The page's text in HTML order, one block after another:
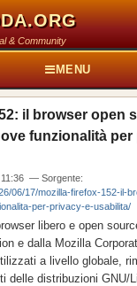
& Community
MENU
il browser open
funzionalità per
— Sorgente:
06/17/mozilla-firefox-152-il-
per-privacy-e-usabilita/
libero e open
e dalla Mozilla
a livello globale,
delle distribuzioni GNU/